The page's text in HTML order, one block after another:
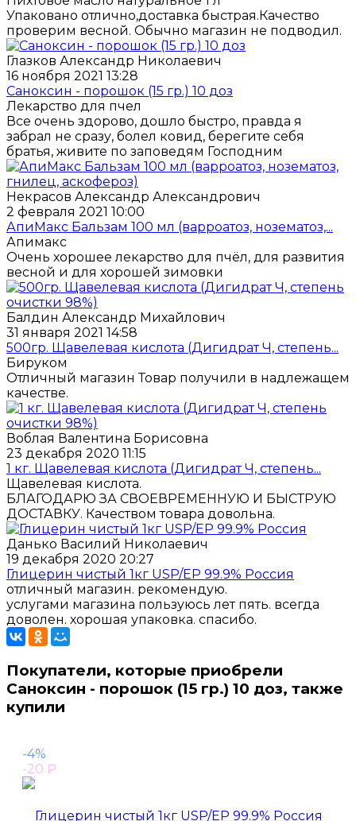
Упаковано отлично,доставка быстрая.Качество
проверим весной. Обычно магазин не подводил.
Глазков Александр Николаевич
16 ноября 2021 13:28
Саноксин - порошок (15 гр.) 10 доз
Лекарство для пчел
Все очень здорово, дошло быстро, правда я
забрал не сразу, болел ковид, берегите себя
братья, живите по заповедям Господним
Некрасов Александр Александрович
2 февраля 2021 10:00
АпиМакс Бальзам 100 мл (варроатоз, нозематоз,...
Апимакс
Очень хорошее лекарство для пчёл, для развития
весной и для хорошей зимовки
Балдин Александр Михайлович
31 января 2021 14:58
500гр. Щавелевая кислота (Дигидрат Ч, степень...
Бируком
Отличный магазин Товар получили в надлежащем
качестве.
Воблая Валентина Борисовна
23 декабря 2020 11:15
1 кг. Щавелевая кислота (Дигидрат Ч, степень...
Щавелевая кислота.
БЛАГОДАРЮ ЗА СВОЕВРЕМЕННУЮ И БЫСТРУЮ
ДОСТАВКУ. Качеством товара довольна.
Данько Василий Николаевич
19 декабря 2020 20:27
Глицерин чистый 1кг USP/EP 99.9% Россия
отличный магазин. рекомендую.
услугами магазина пользуюсь лет пять. всегда
доволен. хорошая упаковка. спасибо.
Покупатели, которые приобрели
Саноксин - порошок (15 гр.) 10 доз, также
купили
-4%
-20 ₽